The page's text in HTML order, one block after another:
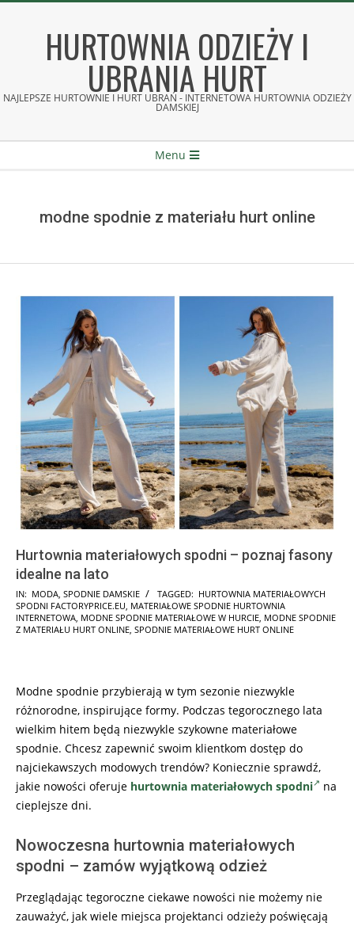
HURTOWNIA ODZIEŻY I
UBRANIA HURT
NAJLEPSZE HURTOWNIE I HURT UBRAŃ - INTERNETOWA HURTOWNIA ODZIEŻY
DAMSKIEJ
Menu
modne spodnie z materiału hurt online
Hurtownia materiałowych spodni – poznaj fasony
idealne na lato
2023-
05-
18
IN: MODA SPODNIE DAMSKIE TAGGED: HURTOWNIA MATERIAŁOWYCH
SPODNI FACTORYPRICE.EU MATERIAŁOWE SPODNIE HURTOWNIA
INTERNETOWA MODNE SPODNIE MATERIAŁOWE W HURCIE MODNE SPODNIE
Z MATERIAŁU HURT ONLINE SPODNIE MATERIAŁOWE HURT ONLINE
Modne spodnie przybierają w tym sezonie niezwykle
różnorodne, inspirujące formy. Podczas tegorocznego lata
wielkim hitem będą niezwykle szykowne materiałowe
spodnie. Chcesz zapewnić swoim klientkom dostęp do
najciekawszych modowych trendów? Koniecznie sprawdź,
jakie nowości oferuje hurtownia materiałowych spodni
na
cieplejsze dni.
Nowoczesna hurtownia materiałowych
spodni – zamów wyjątkową odzież
Przeglądając tegoroczne ciekawe nowości nie możemy nie
zauważyć, jak wiele miejsca projektanci odzieży poświęcają